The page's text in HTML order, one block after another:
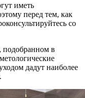
иметь
перед тем, как
со
подобранном в
дадут наиболее